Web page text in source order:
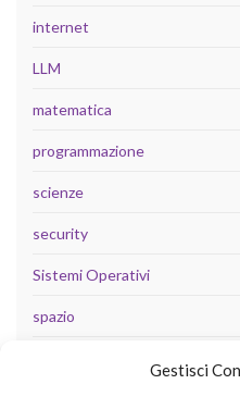
Gestisci
internet
LLM
matematica
programmazione
scienze
security
Sistemi Operativi
spazio